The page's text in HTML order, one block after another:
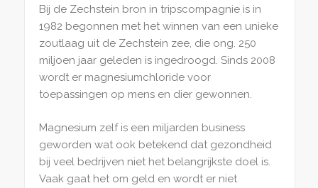
Bij de Zechstein bron in tripscompagnie is in
1982 begonnen met het winnen van een unieke
zoutlaag uit de Zechstein zee, die ong. 250
miljoen jaar geleden is ingedroogd. Sinds 2008
wordt er magnesiumchloride voor
toepassingen op mens en dier gewonnen.
Magnesium zelf is een miljarden business
geworden wat ook betekend dat gezondheid
bij veel bedrijven niet het belangrijkste doel is.
Vaak gaat het om geld en wordt er niet